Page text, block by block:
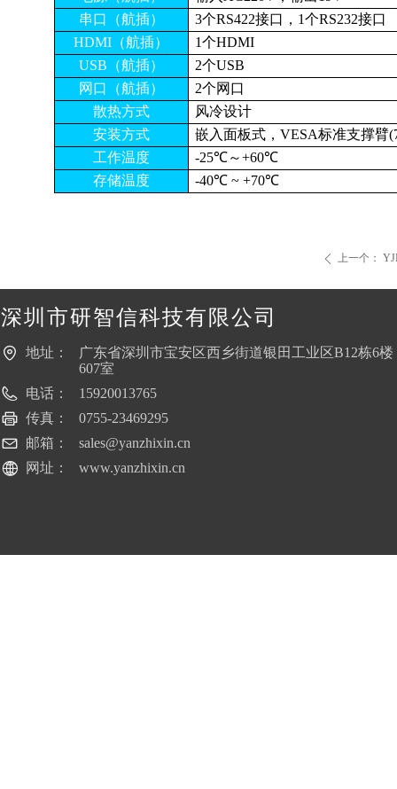
ꄴ 上一个：
串口（航插）
3个RS422接口，1个RS232接口
HDMI（航插）
1个HDMI
USB（航插）
2个USB
网口（航插）
2个网口
散热方式
风冷设计
安装方式
嵌入面板式，VESA标准支撑臂
工作温度
-25℃～+60℃
存储温度
-40℃ ~+70℃
深圳市研智信科技有限公司
地址：
广东省深圳市宝安区西乡街道银田工业区B12栋6楼
607室
电话：
15920013765
传真：
0755-23469295
邮箱：
sales@yanzhixin.cn
网址：
www.yanzhixin.cn